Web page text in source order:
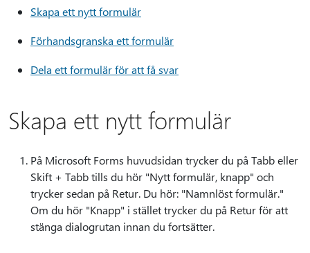
Skapa ett nytt formulär
Förhandsgranska ett formulär
Dela ett formulär för att få svar
Skapa ett nytt formulär
På Microsoft Forms huvudsidan trycker du på Tabb eller
Skift + Tabb tills du hör "Nytt formulär, knapp" och
trycker sedan på Retur. Du hör: "Namnlöst formulär."
Om du hör "Knapp" i stället trycker du på Retur för att
stänga dialogrutan innan du fortsätter.